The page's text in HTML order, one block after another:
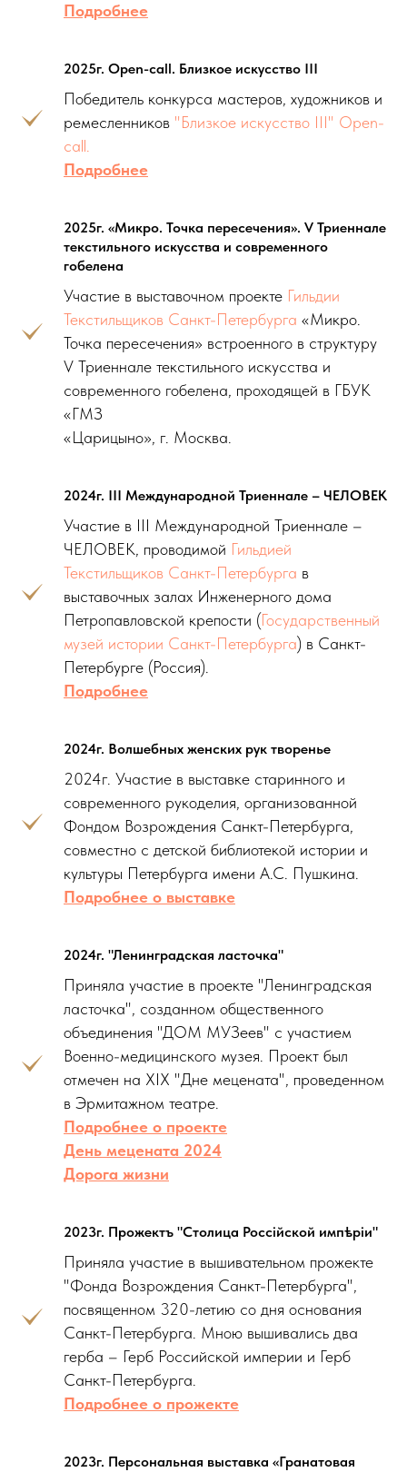
Подробнее
2025г. Open-call. Близкое искусство III
Победитель конкурса мастеров, художников и
ремесленников "Близкое искусство III" Open-
call.
Подробнее
2025г. «Микро. Точка пересечения». V Триеннале
текстильного искусства и современного
гобелена
Участие в выставочном проекте Гильдии
Текстильщиков Санкт-Петербурга «Микро.
Точка пересечения» встроенного в структуру
V Триеннале текстильного искусства и
современного гобелена, проходящей в ГБУК
«ГМЗ
«Царицыно», г. Москва.
2024г. III Международной Триеннале – ЧЕЛОВЕК
Участие в III Международной Триеннале –
ЧЕЛОВЕК, проводимой Гильдией
Текстильщиков Санкт-Петербурга в
выставочных залах Инженерного дома
Петропавловской крепости (Государственный
музей истории Санкт-Петербурга) в Санкт-
Петербурге (Россия).
Подробнее
2024г. Волшебных женских рук творенье
2024г. Участие в выставке старинного и
современного рукоделия, организованной
Фондом Возрождения Санкт-Петербурга,
совместно с детской библиотекой истории и
культуры Петербурга имени А.С. Пушкина.
Подробнее о выставке
2024г. "Ленинградская ласточка"
Приняла участие в проекте "Ленинградская
ласточка", созданном общественного
объединения "ДОМ МУЗеев" с участием
Военно-медицинского музея. Проект был
отмечен на XIX "Дне мецената", проведенном
в Эрмитажном театре.
Подробнее о проекте
День мецената 2024
Дорога жизни
2023г. Прожектъ "Столица Россiйской импѣрiи"
Приняла участие в вышивательном прожекте
"Фонда Возрождения Санкт-Петербурга",
посвященном 320-летию со дня основания
Санкт-Петербурга. Мною вышивались два
герба – Герб Российской империи и Герб
Санкт-Петербурга.
Подробнее о прожекте
2023г. Персональная выставка «Гранатовая